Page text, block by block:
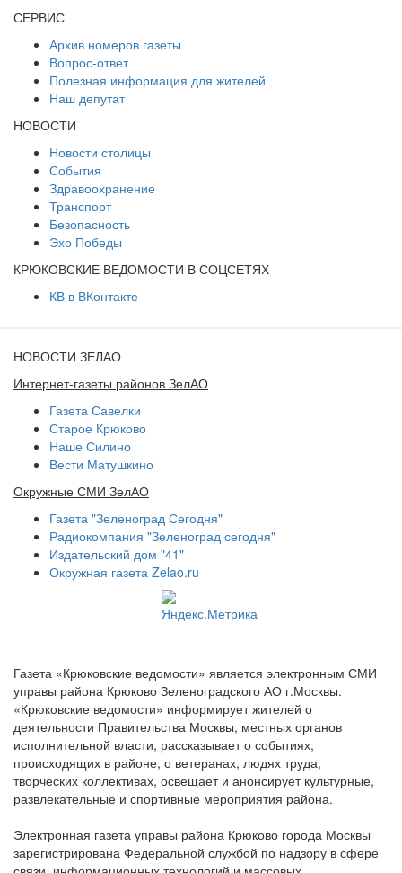
СЕРВИС
Архив номеров газеты
Вопрос-ответ
Полезная информация для жителей
Наш депутат
НОВОСТИ
Новости столицы
События
Здравоохранение
Транспорт
Безопасность
Эхо Победы
КРЮКОВСКИЕ ВЕДОМОСТИ В СОЦСЕТЯХ
КВ в ВКонтакте
НОВОСТИ ЗЕЛАО
Интернет-газеты районов ЗелАО
Газета Савелки
Старое Крюково
Наше Силино
Вести Матушкино
Окружные СМИ ЗелАО
Газета "Зеленоград Сегодня"
Радиокомпания "Зеленоград сегодня"
Издательский дом "41"
Окружная газета Zelao.ru
Газета «Крюковские ведомости» является электронным СМИ
управы района Крюково Зеленоградского АО г.Москвы.
«Крюковские ведомости» информирует жителей о
деятельности Правительства Москвы, местных органов
исполнительной власти, рассказывает о событиях,
происходящих в районе, о ветеранах, людях труда,
творческих коллективах, освещает и анонсирует культурные,
развлекательные и спортивные мероприятия района.
Электронная газета управы района Крюково города Москвы
зарегистрирована Федеральной службой по надзору в сфере